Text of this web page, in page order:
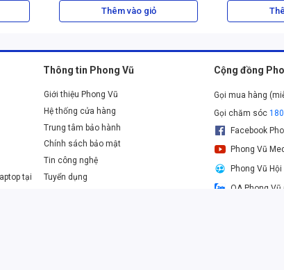
ứng nhanh hơn, giành lợi thế trong mọi tình huống.
gian dài.
Thêm vào giỏ
tại
Thông tin Phong Vũ
Giới thiệu Phong Vũ
Hệ thống cửa hàng
Trung tâm bảo hành
Chính sách bảo mật
Tin công nghệ
Tuyển dụng
Cộng đồng
Gọi mua hàng
Gọi chăm sóc
Facebook
Phong Vũ
Phong Vũ Hội
OA Phong Vũ